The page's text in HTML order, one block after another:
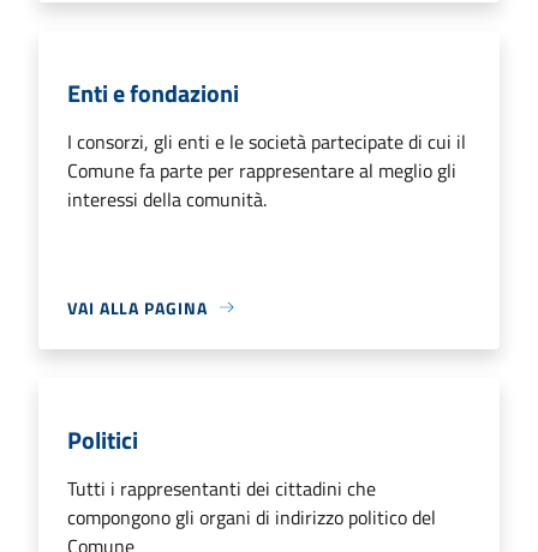
Enti e fondazioni
I consorzi, gli enti e le società partecipate di cui il
Comune fa parte per rappresentare al meglio gli
interessi della comunità.
VAI ALLA PAGINA
Politici
Tutti i rappresentanti dei cittadini che
compongono gli organi di indirizzo politico del
Comune